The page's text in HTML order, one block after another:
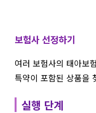
보험사 선정하기
여러 보험사의 태아보
특약이 포함된 상품을
실행 단계